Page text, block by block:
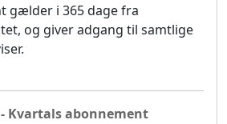
gælder i 365 dage fra
og giver adgang til samtlige
Kvartals abonnement